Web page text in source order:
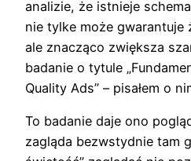
analizie, że istnieje
nie tylke może gwarantuje
ale znacząco zwiększa
badanie o tytule
Quality Ads” – pisałem o
To badanie daje ono
zagląda bezwstydnie tam